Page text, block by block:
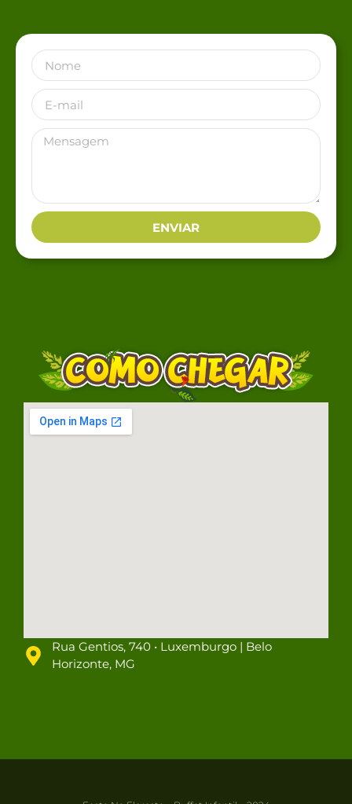
ENVIAR
Rua Gentios, 740 • Luxemburgo | Belo
Horizonte, MG